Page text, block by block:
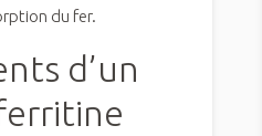
du fer.
d’un